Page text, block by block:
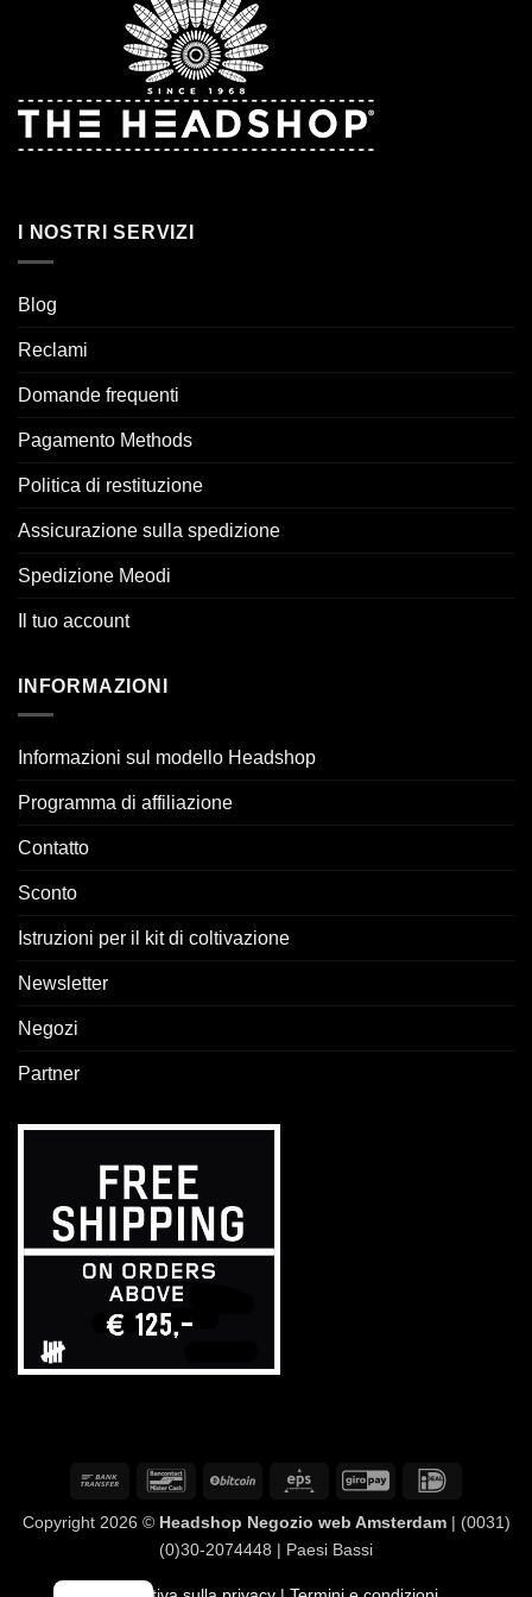
I NOSTRI SERVIZI
Blog
Reclami
Domande frequenti
Pagamento Methods
Politica di restituzione
Assicurazione sulla spedizione
Spedizione Meodi
Il tuo account
INFORMAZIONI
Informazioni sul modello Headshop
Programma di affiliazione
Contatto
Sconto
Istruzioni per il kit di coltivazione
Newsletter
Negozi
Partner
Bonifico
BancontactBitCoin Eps GiroPay
Copyright 2026 © Headshop Negozio web Amsterdam| (0031)
(0)30-2074448 | Paesi Bassi